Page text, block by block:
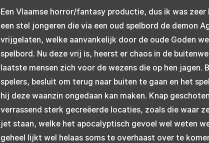
Een Vlaamse horror/fantasy productie, dus ik was zeer
een stel jongeren die via een oud spelbord de demon
vrijgelaten, welke aanvankelijk door de oude Goden
spelbord. Nu deze vrij is, heerst er chaos in de
laatste mensen zich voor de wezens die op hen jagen.
spelers, besluit om terug naar buiten te gaan en het
hij deze waanzin ongedaan kan maken. Knap
verrassend sterk gecreëerde locaties, zoals die waar
jet staan, welke het apocalyptisch gevoel wel weten
geheel lijkt wel helaas soms te overhaast over te